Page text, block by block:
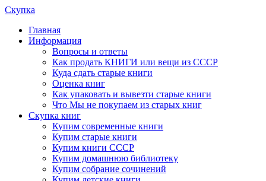
Скупка
Главная
Информация
Вопросы и ответы
Как продать КНИГИ или вещи из СССР
Куда сдать старые книги
Оценка книг
Как упаковать и вывезти старые книги
Что Мы не покупаем из старых книг
Скупка книг
Купим современные книги
Купим старые книги
Купим книги СССР
Купим домашнюю библиотеку
Купим собрание сочинений